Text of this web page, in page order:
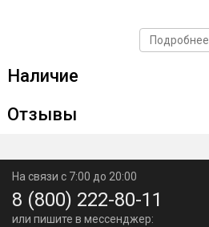
Подробнее
Наличие
Отзывы
На связи с 7:00 до 20:00
8 (800) 222-80-11
или пишите в мессенджер: